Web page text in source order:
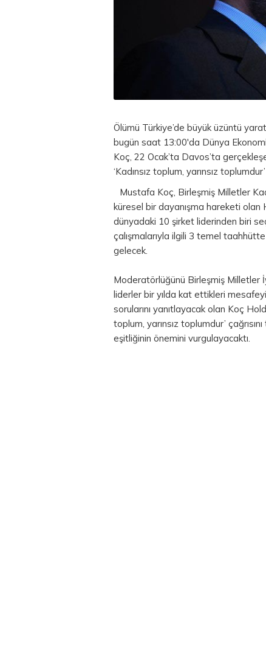
Ölümü Türkiye’de büyük üzüntü
bugün saat 13:00'da Dünya
Koç, 22 Ocak’ta Davos’ta
‘Kadınsız toplum, yarınsız
Mustafa Koç, Birleşmiş Milletler
küresel bir dayanışma hareketi olan
dünyadaki 10 şirket liderinden biri
çalışmalarıyla ilgili 3 temel
gelecek.
Moderatörlüğünü Birleşmiş Milletler
liderler bir yılda kat ettikleri
sorularını yanıtlayacak olan Koç
toplum, yarınsız toplumdur’
eşitliğinin önemini vurgulayacaktı.